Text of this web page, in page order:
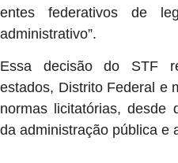
entes federativos de
administrativo”.
Essa decisão do STF
estados, Distrito Federal e
normas licitatórias, desde
da administração pública e